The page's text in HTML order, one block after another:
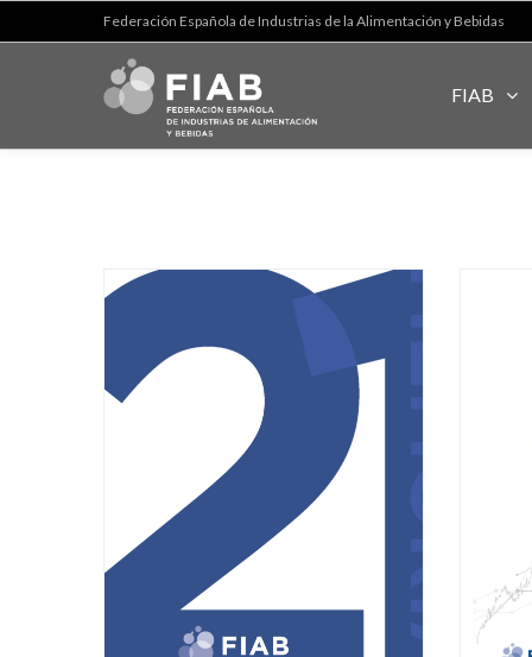
Federación Española de Industrias de la Alimentación y Bebidas
FIAB